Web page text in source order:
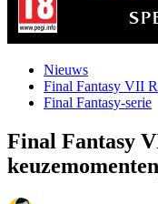
Nieuws
Final Fantasy VII
Final Fantasy-serie
Final Fantasy